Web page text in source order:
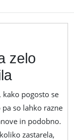
zelo
so lahko razne
in podobno.
zastarela,